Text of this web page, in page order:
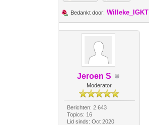
Bedankt door: Willeke_IGKT
Jeroen S
Moderator
Berichten: 2.643
Topics: 16
Lid sinds: Oct 2020